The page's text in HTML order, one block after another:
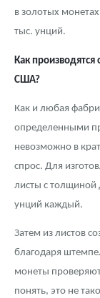
в золотых
тыс. унций.
Как
США?
Как и любая
определенными
невозможно в
спрос. Для
листы с толщиной
унций каждый.
Затем из листов
благодаря
монеты
понять, это не